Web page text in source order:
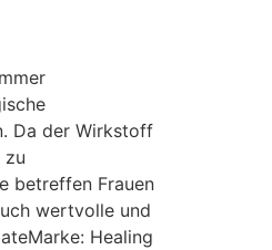
Da der Wirkstoff
zu
betreffen Frauen
wertvolle und
Healing